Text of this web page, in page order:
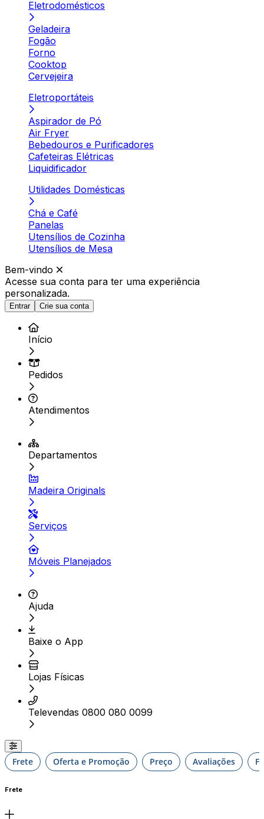
Eletrodomésticos
Geladeira
Fogão
Forno
Cooktop
Cervejeira
Eletroportáteis
Aspirador de Pó
Air Fryer
Bebedouros e Purificadores
Cafeteiras Elétricas
Liquidificador
Utilidades Domésticas
Chá e Café
Panelas
Utensílios de Cozinha
Utensílios de Mesa
Bem-vindo
Acesse sua conta para ter uma experiência
personalizada.
Entrar Crie sua conta
Início
Pedidos
Atendimentos
Departamentos
Madeira Originals
Serviços
Móveis Planejados
Ajuda
Baixe o App
Lojas Físicas
Televendas 0800 080 0099
Frete Oferta e Promoção Preço Avaliações
Frete